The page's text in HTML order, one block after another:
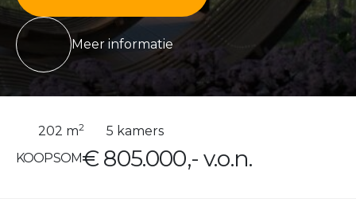
Meer informatie
202 m2
5 kamers
KOOPSOM€ 805.000,- v.o.n.